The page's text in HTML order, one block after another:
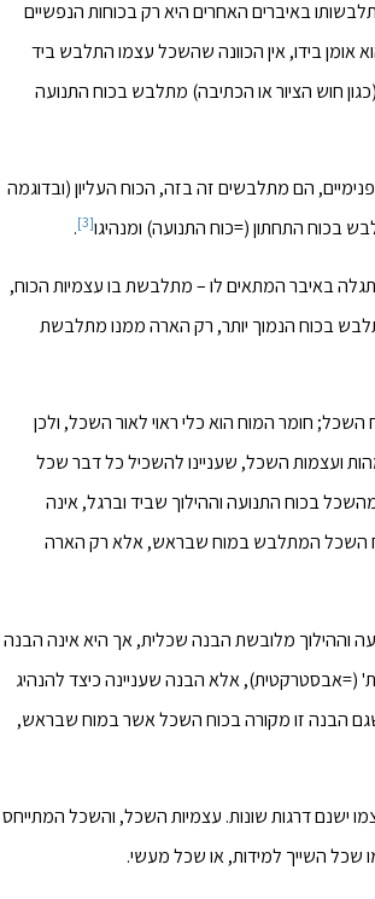
באיברים האחרים היא רק בכוחות הנפשיים
אומן בידו, אין הכוונה שהשכל עצמו התלבש ביד
חוש הציור או הכתיבה) מתלבש בכוח התנועה
הם מתלבשים זה בזה, הכוח העליון (ובדוגמה
בכוח התחתון (=כוח התנועה) ומנהיגו[3]
.
באיבר המתאים לו – מתלבשת בו עצמיות הכוח,
בכוח הנמוך יותר, רק הארה ממנו מתלבשת
השכל; חומר המוח הוא כלי ראוי לאור השכל, ולכן
ועצמות השכל, שעניינו להשכיל כל דבר שכל
בכוח התנועה וההילוך שביד וברגל, אינה
השכל המתלבש במוח שבראש, אלא רק הארה
וההילוך מלובשת הבנה שכלית, אך היא אינה הבנה
(=אבסטרקטית), אלא הבנה שעניינה כיצד להנהיג
הבנה זו מקורה בכוח השכל אשר במוח שבראש,
ישנם דרגות שונות. עצמיות השכל, והשכל המתייחס
שכל השייך למידות, או שכל מעשי.